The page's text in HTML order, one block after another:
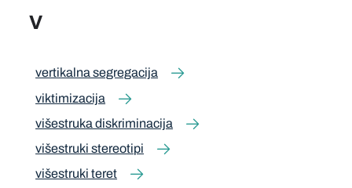
V
vertikalna segregacija
viktimizacija
višestruka diskriminacija
višestruki stereotipi
višestruki teret